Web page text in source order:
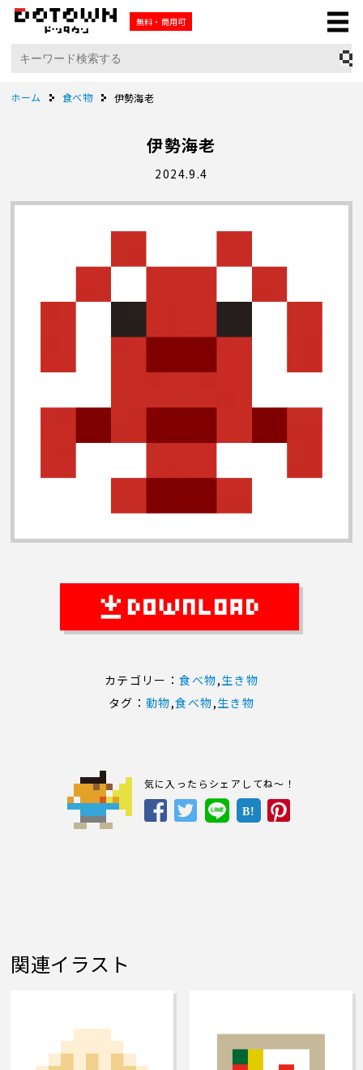
無料・商用可
ホーム 食べ物 伊勢海老
伊勢海老
2024.9.4
カテゴリー：食べ物,生き物
タグ： 動物,食べ物,生き物
気に入ったらシェアしてね～！
B!
関連イラスト